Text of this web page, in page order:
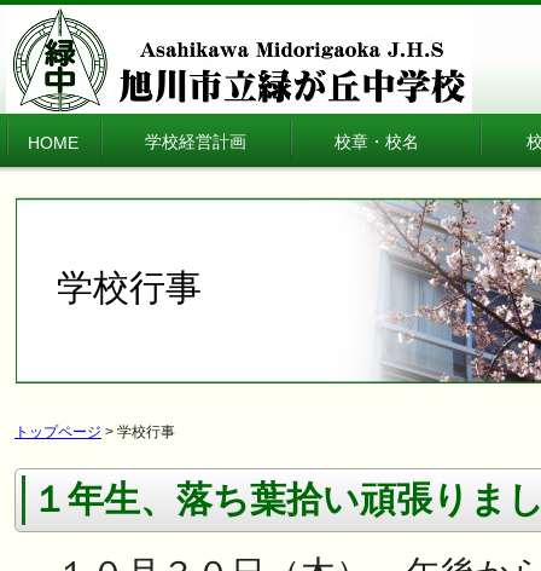
HOME 学校経営計画 校章・校名
学校行事
トップページ > 学校行事
１年生、落ち葉拾い頑張りま